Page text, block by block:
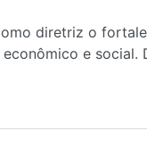
diretriz o
e social.